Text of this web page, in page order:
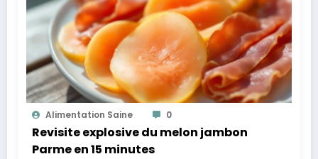
Alimentation Saine 0
Revisite explosive du melon jambon
Parme en 15 minutes